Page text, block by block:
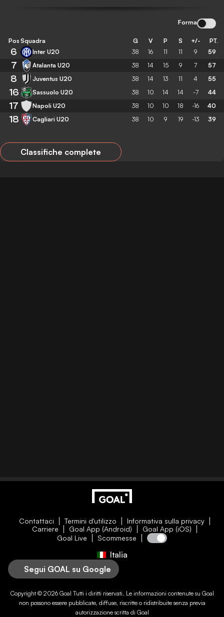
Forma
Pos Squadra G V P S +/- PT.
6 Inter U20 38 16 11 11 9 59
7 Atalanta U20 38 14 15 9 7 57
8 Juventus U20 38 14 13 11 4 55
16 Sassuolo U20 38 10 14 14 -7 44
17 Napoli U20 38 10 10 18 -16 40
18 Cagliari U20 38 10 9 19 -13 39
Classifiche complete
Contattaci Termini d'utilizzo
Informativa sulla privacy
Carriere
Goal App (Android)
Goal App (iOS)
Goal Live
Scommesse
Italia
Segui GOAL su Google
Copyright © 2026 Goal Tutti i diritti riservati. Le informazioni contenute su Goal
non possono essere pubblicate, diffuse, riscritte o ridistribuite senza previa
autorizzazione scritta di Goal